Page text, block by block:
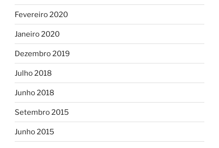
Fevereiro 2020
Janeiro 2020
Dezembro 2019
Julho 2018
Junho 2018
Setembro 2015
Junho 2015